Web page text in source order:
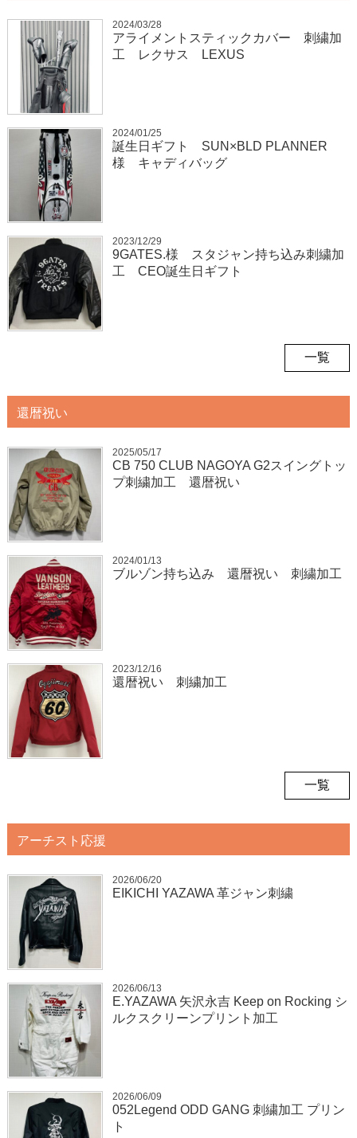
2024/03/28
アライメントスティックカバー 刺繍加
工 レクサス LEXUS
2024/01/25
誕生日ギフト SUN×BLD PLANNER
様 キャディバッグ
2023/12/29
9GATES.様 スタジャン持ち込み刺繍加
工 CEO誕生日ギフト
一覧
還暦祝い
2025/05/17
CB 750 CLUB NAGOYA G2スイングトッ
プ刺繍加工 還暦祝い
2024/01/13
ブルゾン持ち込み 還暦祝い 刺繍加工
2023/12/16
還暦祝い 刺繍加工
一覧
アーチスト応援
2026/06/20
EIKICHI YAZAWA 革ジャン刺繍
2026/06/13
E.YAZAWA 矢沢永吉 Keep on Rocking シ
ルクスクリーンプリント加工
2026/06/09
052Legend ODD GANG 刺繍加工 プリン
ト